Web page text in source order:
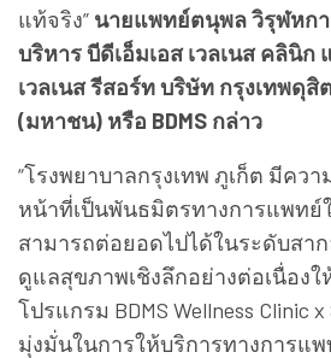
แท้จริง” นายแพทย์ตนุพล วิรุฬหก
บริหาร บีดีเอ็มเอส เวลเนส คลินิก
เวลเนส รีสอร์ท บริษัท กรุงเทพดุสิ
(มหาชน) หรือ BDMS กล่าว
“โรงพยาบาลกรุงเทพ ภูเก็ต มีคว
หน้าที่เป็นพันธมิตรทางการแพท
สามารถต่อยอดไปได้ในระดับสา
ดูแลสุขภาพเชิงลึกอย่างต่อเนื่องใ
โปรแกรม BDMS Wellness Clinic
มุ่งมั่นในการให้บริการทางการแ